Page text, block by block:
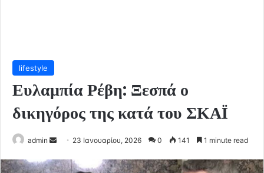
lifestyle
Ευλαμπία Ρέβη: Ξεσπά ο
δικηγόρος της κατά του ΣΚΑΪ
admin
Send
email
23 Ιανουαρίου, 2026 0 141 1 minute read